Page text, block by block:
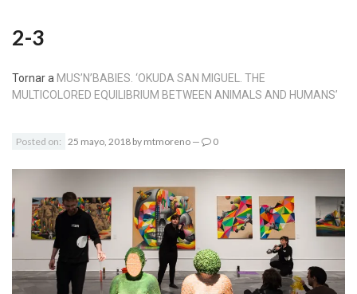
2-3
Tornar a MUS’N’BABIES. ‘OKUDA SAN MIGUEL. THE
MULTICOLORED EQUILIBRIUM BETWEEN ANIMALS AND HUMANS’
Posted on: 25 mayo, 2018 by mtmoreno — 0